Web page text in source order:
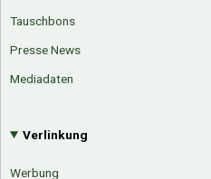
Tauschbons
Presse News
Mediadaten
Verlinkung
Werbung